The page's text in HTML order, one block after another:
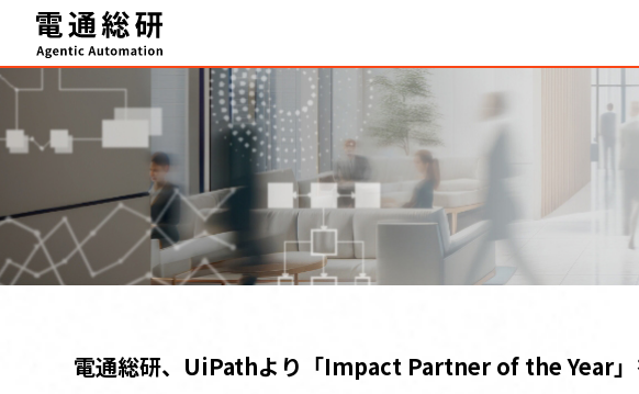
Agentic Automation 推進サービス
事例・実績
FAQ
セミナー
電通総研、UiPathより「Impact Partner of the Year」